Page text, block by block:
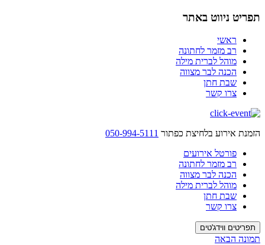
לדלג
תפריט ניווט באתר
ראשי
רב מזמר לחתונה
מוהל לברית מילה
הכנה לבר מצווה
שבת חתן
צרו קשר
הזמנת אירוע בלחיצת כפתור 050-994-5111
פורטל אירועים
רב מזמר לחתונה
הכנה לבר מצווה
מוהל לברית מילה
שבת חתן
צרו קשר
תפריטים ווידג'טים
תמונה הבאה